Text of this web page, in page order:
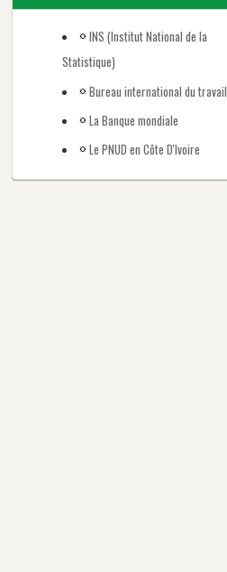
INS (Institut National de la
Statistique)
Bureau international du travail
La Banque mondiale
Le PNUD en Côte D'Ivoire